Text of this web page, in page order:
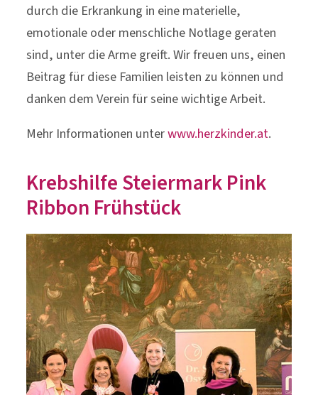
durch die Erkrankung in eine materielle,
emotionale oder menschliche Notlage geraten
sind, unter die Arme greift. Wir freuen uns, einen
Beitrag für diese Familien leisten zu können und
danken dem Verein für seine wichtige Arbeit.
Mehr Informationen unterwww.herzkinder.at.
Krebshilfe Steiermark Pink
Ribbon Frühstück